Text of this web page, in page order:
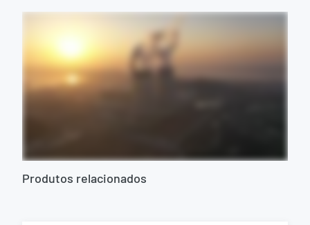
Produtos relacionados